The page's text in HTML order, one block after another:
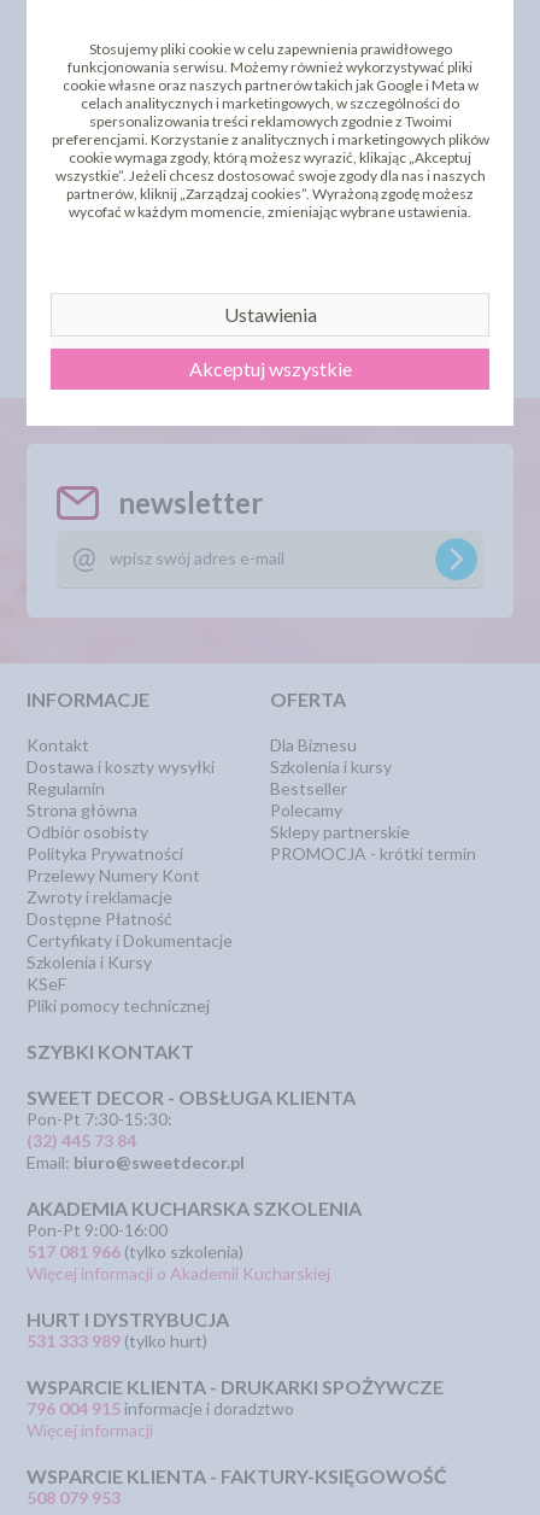
ATRAPA TORTU
OKRĄGŁA - ZESTAW 4
ZESTAW TYLEK
NIERDZEWNYCH 33MM
newsletter
INFORMACJE
Kontakt
Dostawa i koszty wysyłki
Regulamin
Strona główna
Odbiór osobisty
Polityka Prywatności
Przelewy Numery Kont
Zwroty i reklamacje
Dostępne Płatność
Certyfikaty i Dokumentacje
Szkolenia i Kursy
KSeF
Pliki pomocy technicznej
OFERTA
Dla Biznesu
Szkolenia i kursy
Bestseller
Polecamy
Sklepy partnerskie
PROMOCJA - krótki termin
SZYBKI KONTAKT
SWEET DECOR - OBSŁUGA KLIENTA
Pon-Pt 7:30-15:30:
(32) 445 73 84
Email: biuro@sweetdecor.pl
AKADEMIA KUCHARSKA SZKOLENIA
Pon-Pt 9:00-16:00
517 081 966 (tylko szkolenia)
Więcej informacji o Akademii Kucharskiej
HURT I DYSTRYBUCJA
531 333 989 (tylko hurt)
WSPARCIE KLIENTA - DRUKARKI SPOŻYWCZE
796 004 915 informacje i doradztwo
Więcej informacji
WSPARCIE KLIENTA - FAKTURY-KSIĘGOWOŚĆ
508 079 953
Stosujemy pliki cookie w celu zapewnienia prawidłowego
funkcjonowania serwisu. Możemy również wykorzystywać pliki
cookie własne oraz naszych partnerów takich jak Google i Meta w
celach analitycznych i marketingowych, w szczególności do
spersonalizowania treści reklamowych zgodnie z Twoimi
preferencjami. Korzystanie z analitycznych i marketingowych plików
cookie wymaga zgody, którą możesz wyrazić, klikając „Akceptuj
wszystkie”. Jeżeli chcesz dostosować swoje zgody dla nas i naszych
partnerów, kliknij „Zarządzaj cookies”. Wyrażoną zgodę możesz
wycofać w każdym momencie, zmieniając wybrane ustawienia.
Ustawienia
Akceptuj wszystkie